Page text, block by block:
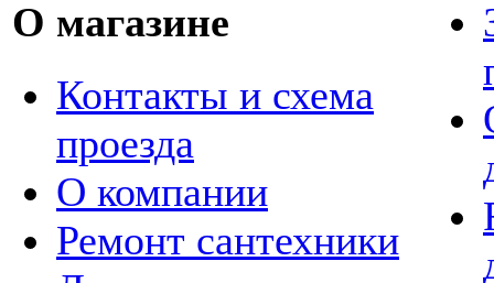
О магазине
Контакты и схема
проезда
О компании
Ремонт сантехники